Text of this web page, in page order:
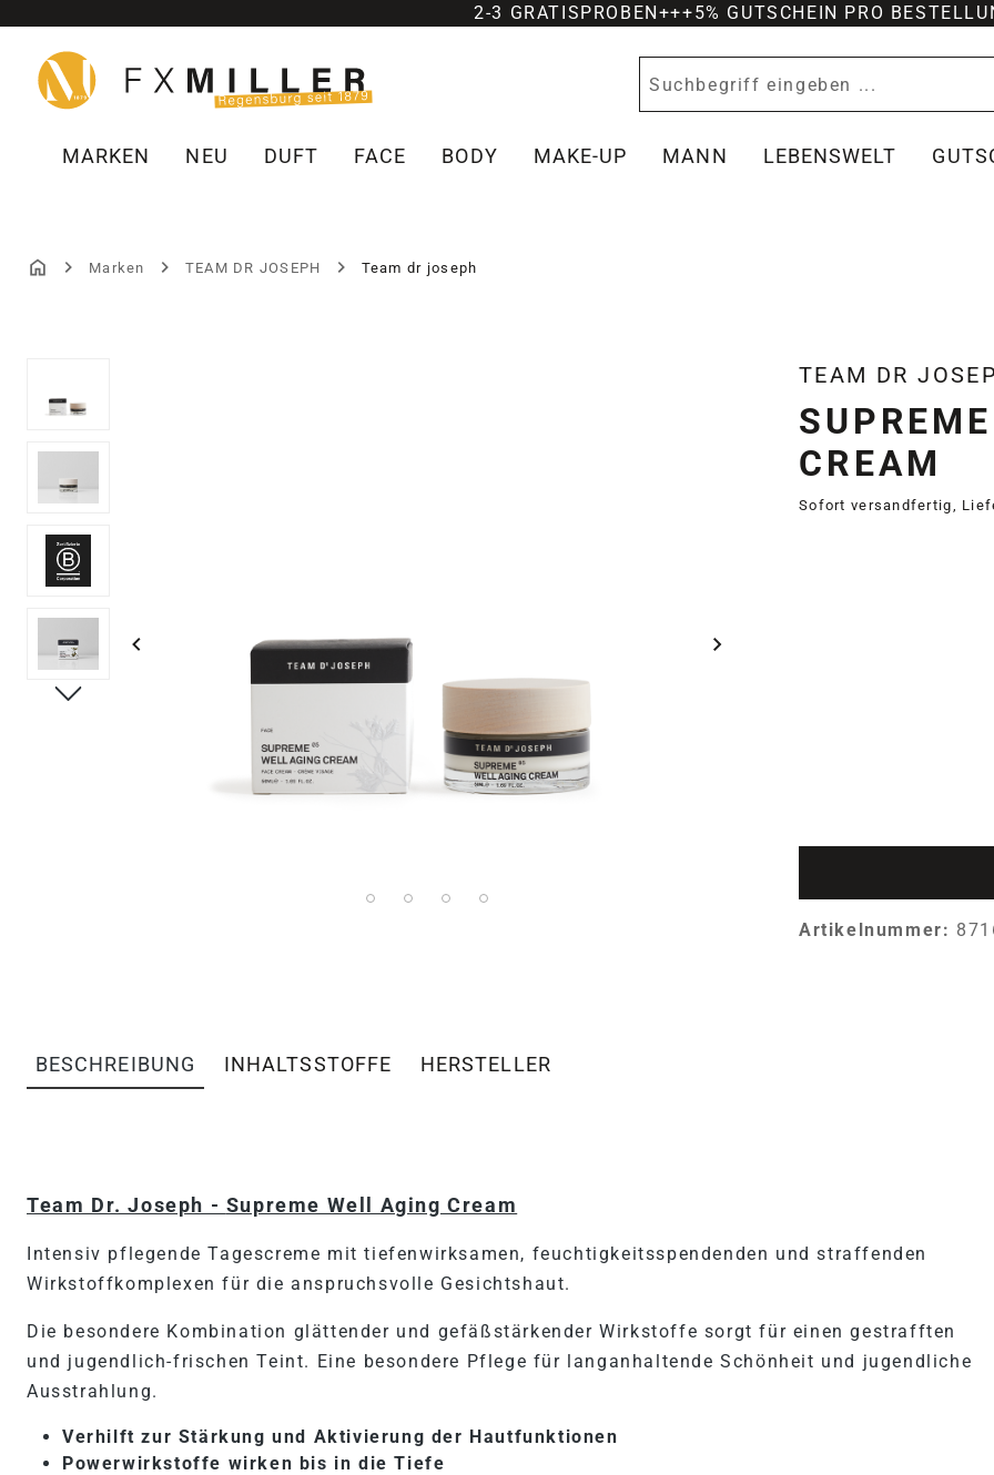
Hauptinhalt springen
Zur Suche springen
Zur Hauptnavigation springen
2-3 GRATISPROBEN+++5% GUTSCHEIN PRO
MARKEN NEU DUFT FACE BODY MAKE-UP MANN LEBENSWELT
Marken TEAM DR JOSEPH Team dr joseph
TEAM DR
CREAM
Sofort versandfertig,
Artikelnummer:
BESCHREIBUNG INHALTSSTOFFE HERSTELLER
Team Dr. Joseph - Supreme Well Aging Cream
Intensiv pflegende Tagescreme mit tiefenwirksamen, feuchtigkeitsspendenden und straffenden
Wirkstoffkomplexen für die anspruchsvolle Gesichtshaut.
Die besondere Kombination glättender und gefäßstärkender Wirkstoffe sorgt für einen gestrafften
und jugendlich-frischen Teint. Eine besondere Pflege für langanhaltende Schönheit und jugendliche
Ausstrahlung.
Verhilft zur Stärkung und Aktivierung der Hautfunktionen
Powerwirkstoffe wirken bis in die Tiefe